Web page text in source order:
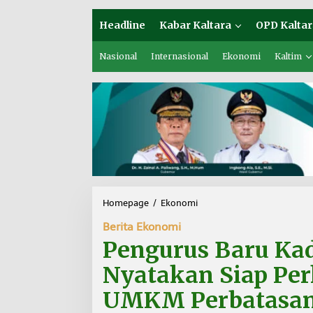
Headline Kabar Kaltara OPD
Nasional Internasional Ekonomi Kaltim
Homepage / Ekonomi
u
s
B
Berita Ekonomi
Pengurus Baru
Nyatakan Siap
UMKM